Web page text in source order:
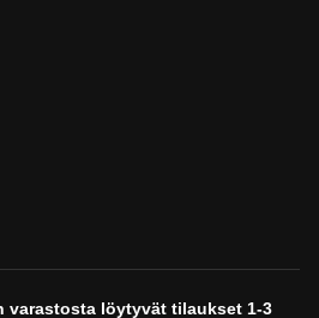
varastosta löytyvät tilaukset 1-3